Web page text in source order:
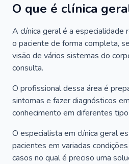
O que é clínica
A clínica geral é a especialidade
o paciente de forma completa,
visão de vários sistemas do
consulta.
O profissional dessa área é
sintomas e fazer diagnósticos
conhecimento em diferentes
O especialista em clínica geral
pacientes em variadas
casos no qual é preciso uma